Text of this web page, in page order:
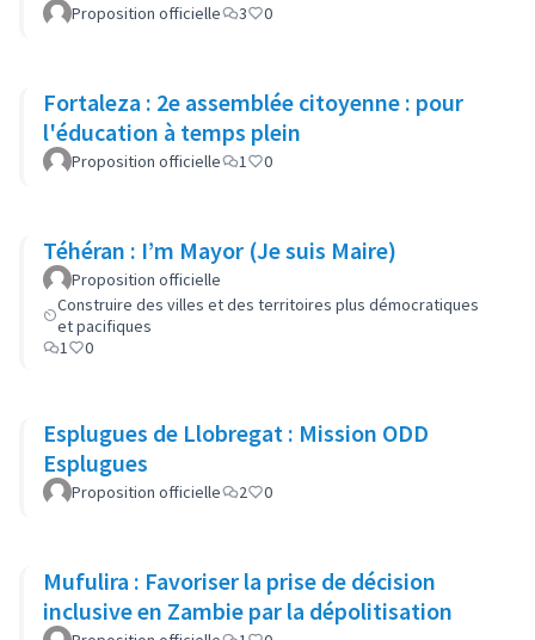
Proposition officielle 3 0
Fortaleza : 2e assemblée citoyenne : pour
l'éducation à temps plein
Proposition officielle 1 0
Téhéran : I’m Mayor (Je suis Maire)
Proposition officielle
Construire des villes et des territoires plus démocratiques
et pacifiques
1
0
Esplugues de Llobregat : Mission ODD
Esplugues
Proposition officielle 2 0
Mufulira : Favoriser la prise de décision
inclusive en Zambie par la dépolitisation